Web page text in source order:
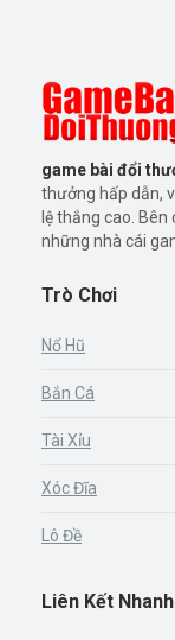
game bài đổi
thưởng hấp dẫn,
lệ thắng cao.
những nhà cái
Trò Chơi
Nổ Hũ
Bắn Cá
Tài Xỉu
Xóc Đĩa
Lô Đề
Liên Kết Nhanh